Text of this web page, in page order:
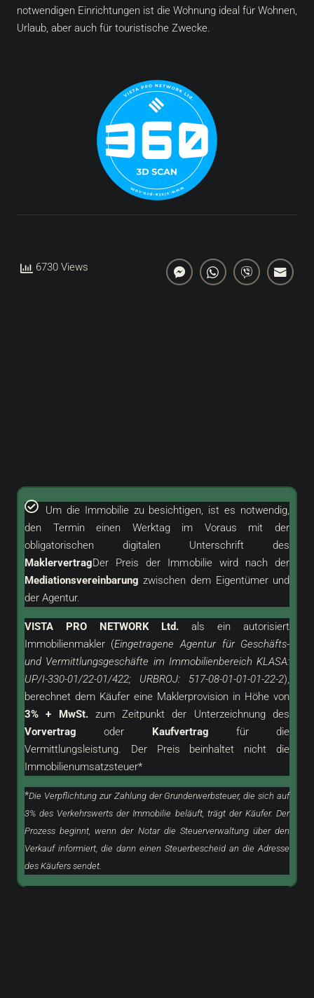
notwendigen Einrichtungen ist die Wohnung ideal für Wohnen,
Urlaub, aber auch für touristische Zwecke.
6730 Views
Um die Immobilie zu besichtigen, ist es notwendig,
den Termin einen Werktag im Voraus mit der
obligatorischen digitalen Unterschrift des
MaklervertragDer Preis der Immobilie wird nach der
Mediationsvereinbarung zwischen dem Eigentümer und
der Agentur.
VISTA PRO NETWORK Ltd. als einautorisiert
Immobilienmakler (Eingetragene Agentur für Geschäfts-
und Vermittlungsgeschäfte im Immobilienbereich KLASA:
UP/I-330-01/22-01/422; URBROJ: 517-08-01-01-01-22-2),
berechnet dem Käufer eine Maklerprovision in Höhe von
3% + MwSt.zum Zeitpunkt der Unterzeichnung des
Vorvertrag oder Kaufvertrag für die
Vermittlungsleistung. Der Preis beinhaltet nicht die
Immobilienumsatzsteuer*
*Die Verpflichtung zur Zahlung der Grunderwerbsteuer, die sich auf
3% des Verkehrswerts der Immobilie beläuft, trägt der Käufer. Der
Prozess beginnt, wenn der Notar die Steuerverwaltung über den
Verkauf informiert, die dann einen Steuerbescheid an die Adresse
des Käufers sendet.